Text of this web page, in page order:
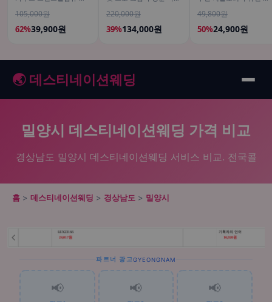
치 30포, 3개
105,000원
62%39,900원
120캡슐, 4개
220,000원
39%134,000원
10개입
49,800원
50%24,900원
🌏 데스티네이션웨딩
밀양시 데스티네이션웨딩 가격 비교
경상남도 밀양시 데스티네이션웨딩 서비스 비교. 전국콜
홈 > 데스티네이션웨딩 > 경상남도 > 밀양시
파트너 광고GYEONGNAM
📢 📢 📢